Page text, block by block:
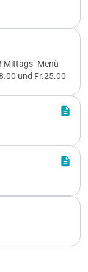
Mittags- Menü
und Fr.25.00
description
description